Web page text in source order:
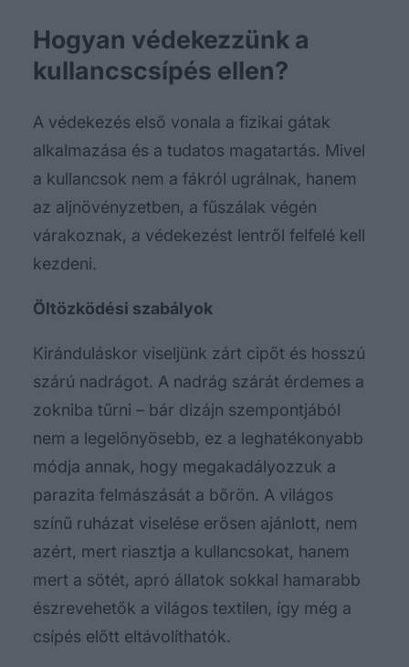
Hogyan védekezzünk a
kullancscsípés ellen?
A védekezés első vonala a fizikai gátak
alkalmazása és a tudatos magatartás. Mivel
a kullancsok nem a fákról ugrálnak, hanem
az aljnövényzetben, a fűszálak végén
várakoznak, a védekezést lentről felfelé kell
kezdeni.
Öltözködési szabályok
Kiránduláskor viseljünk zárt cipőt és hosszú
szárú nadrágot. A nadrág szárát érdemes a
zokniba tűrni – bár dizájn szempontjából
nem a legelőnyösebb, ez a leghatékonyabb
módja annak, hogy megakadályozzuk a
parazita felmászását a bőrön. A világos
színű ruházat viselése erősen ajánlott, nem
azért, mert riasztja a kullancsokat, hanem
mert a sötét, apró állatok sokkal hamarabb
észrevehetők a világos textilen, így még a
csípés előtt eltávolíthatók.